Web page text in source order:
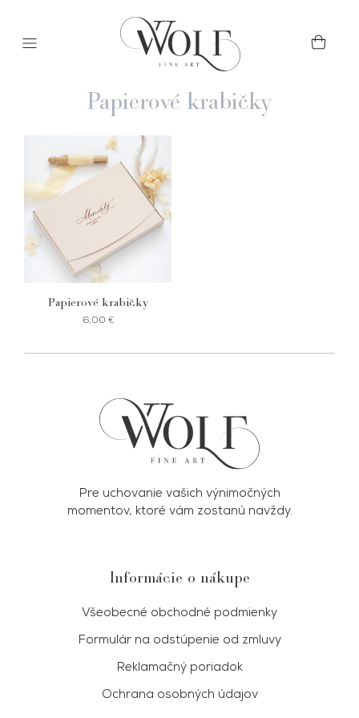
Papierové krabičky
Papierové krabičky
6,00 €
Pre uchovanie vašich výnimočných
momentov, ktoré vám zostanú navždy.
Informácie o nákupe
Všeobecné obchodné podmienky
Formulár na odstúpenie od zmluvy
Reklamačný poriadok
Ochrana osobných údajov